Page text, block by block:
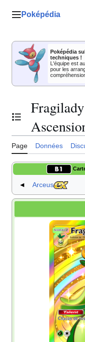
Menu principal
Poképédia
Poképédia
techniques !
L'équipe est
pour les
Basculer la table des
Page Données
◄ Arceus